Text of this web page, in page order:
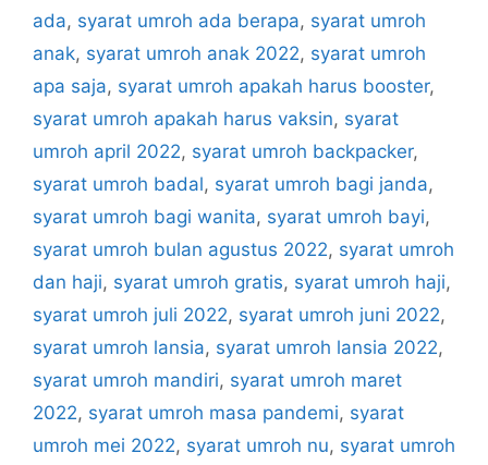
ada, syarat umroh ada berapa, syarat umroh
anak, syarat umroh anak 2022, syarat umroh
apa saja, syarat umroh apakah harus booster,
syarat umroh apakah harus vaksin, syarat
umroh april 2022, syarat umroh backpacker,
syarat umroh badal, syarat umroh bagi janda,
syarat umroh bagi wanita, syarat umroh bayi,
syarat umroh bulan agustus 2022, syarat umroh
dan haji, syarat umroh gratis, syarat umroh haji,
syarat umroh juli 2022, syarat umroh juni 2022,
syarat umroh lansia, syarat umroh lansia 2022,
syarat umroh mandiri, syarat umroh maret
2022, syarat umroh masa pandemi, syarat
umroh mei 2022, syarat umroh nu, syarat umroh